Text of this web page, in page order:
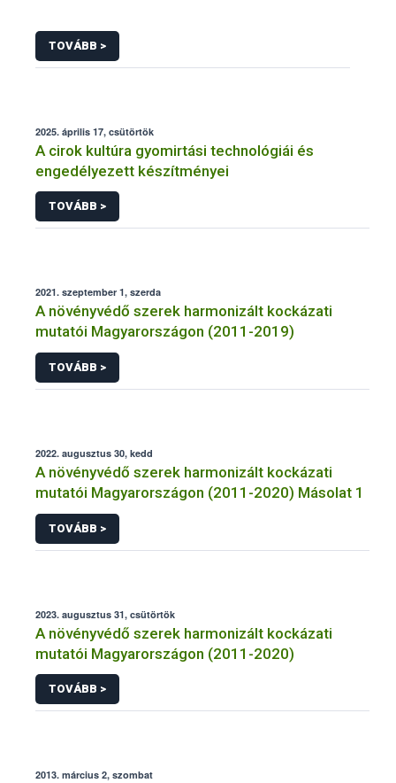
TOVÁBB >
2025. április 17, csütörtök
A cirok kultúra gyomirtási technológiái és
engedélyezett készítményei
TOVÁBB >
2021. szeptember 1, szerda
A növényvédő szerek harmonizált kockázati
mutatói Magyarországon (2011-2019)
TOVÁBB >
2022. augusztus 30, kedd
A növényvédő szerek harmonizált kockázati
mutatói Magyarországon (2011-2020) Másolat 1
TOVÁBB >
2023. augusztus 31, csütörtök
A növényvédő szerek harmonizált kockázati
mutatói Magyarországon (2011-2020)
TOVÁBB >
2013. március 2, szombat